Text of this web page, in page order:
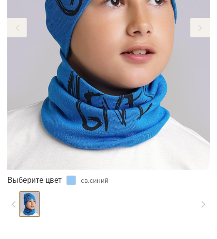
Выберите цвет св.синий